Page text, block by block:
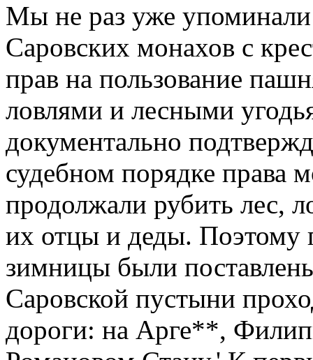
Мы не раз уже
Саровских монахов с
прав на пользование
ловлями и лесными
документально
судебном порядке права
продолжали рубить лес,
их отцы и деды. Поэтому
зимницы были
Саровской пустыни
дороги: на Арге**,